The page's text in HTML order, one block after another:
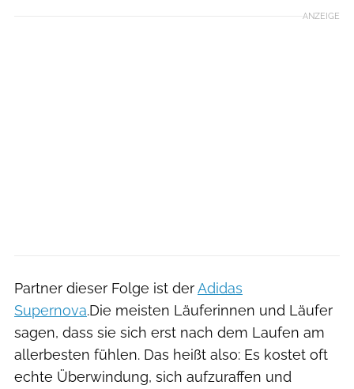
ANZEIGE
Partner dieser Folge ist derAdidas
Supernova.Die meisten Läuferinnen und Läufer
sagen, dass sie sich erst nach dem Laufen am
allerbesten fühlen. Das heißt also: Es kostet oft
echte Überwindung, sich aufzuraffen und